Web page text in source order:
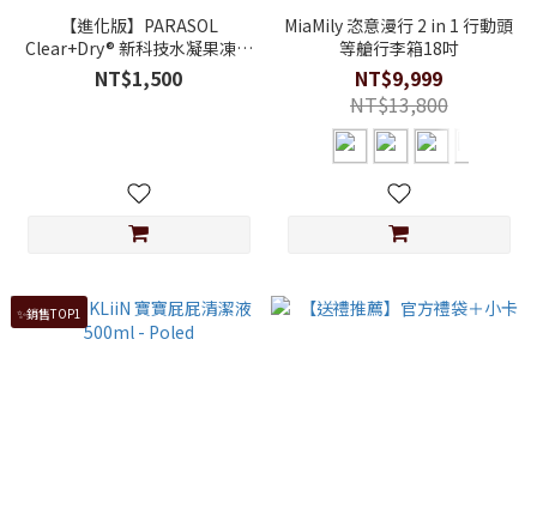
【進化版】PARASOL
Clear+Dry® 新科技水凝果凍褲
囤貨箱購組 (褲型尿布L-XXL)
NT$1,500
MiaMily 恣意漫行 2 in 1 行動頭
等艙行李箱18吋
NT$9,999
NT$13,800
✨銷售TOP1